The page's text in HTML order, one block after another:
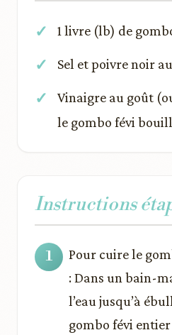
1 livre (lb) de
Sel et poivre noir
Vinaigre au goût
le gombo févi
Instructions
Pour cuire le
: Dans un bain-
l’eau jusqu’à
gombo févi